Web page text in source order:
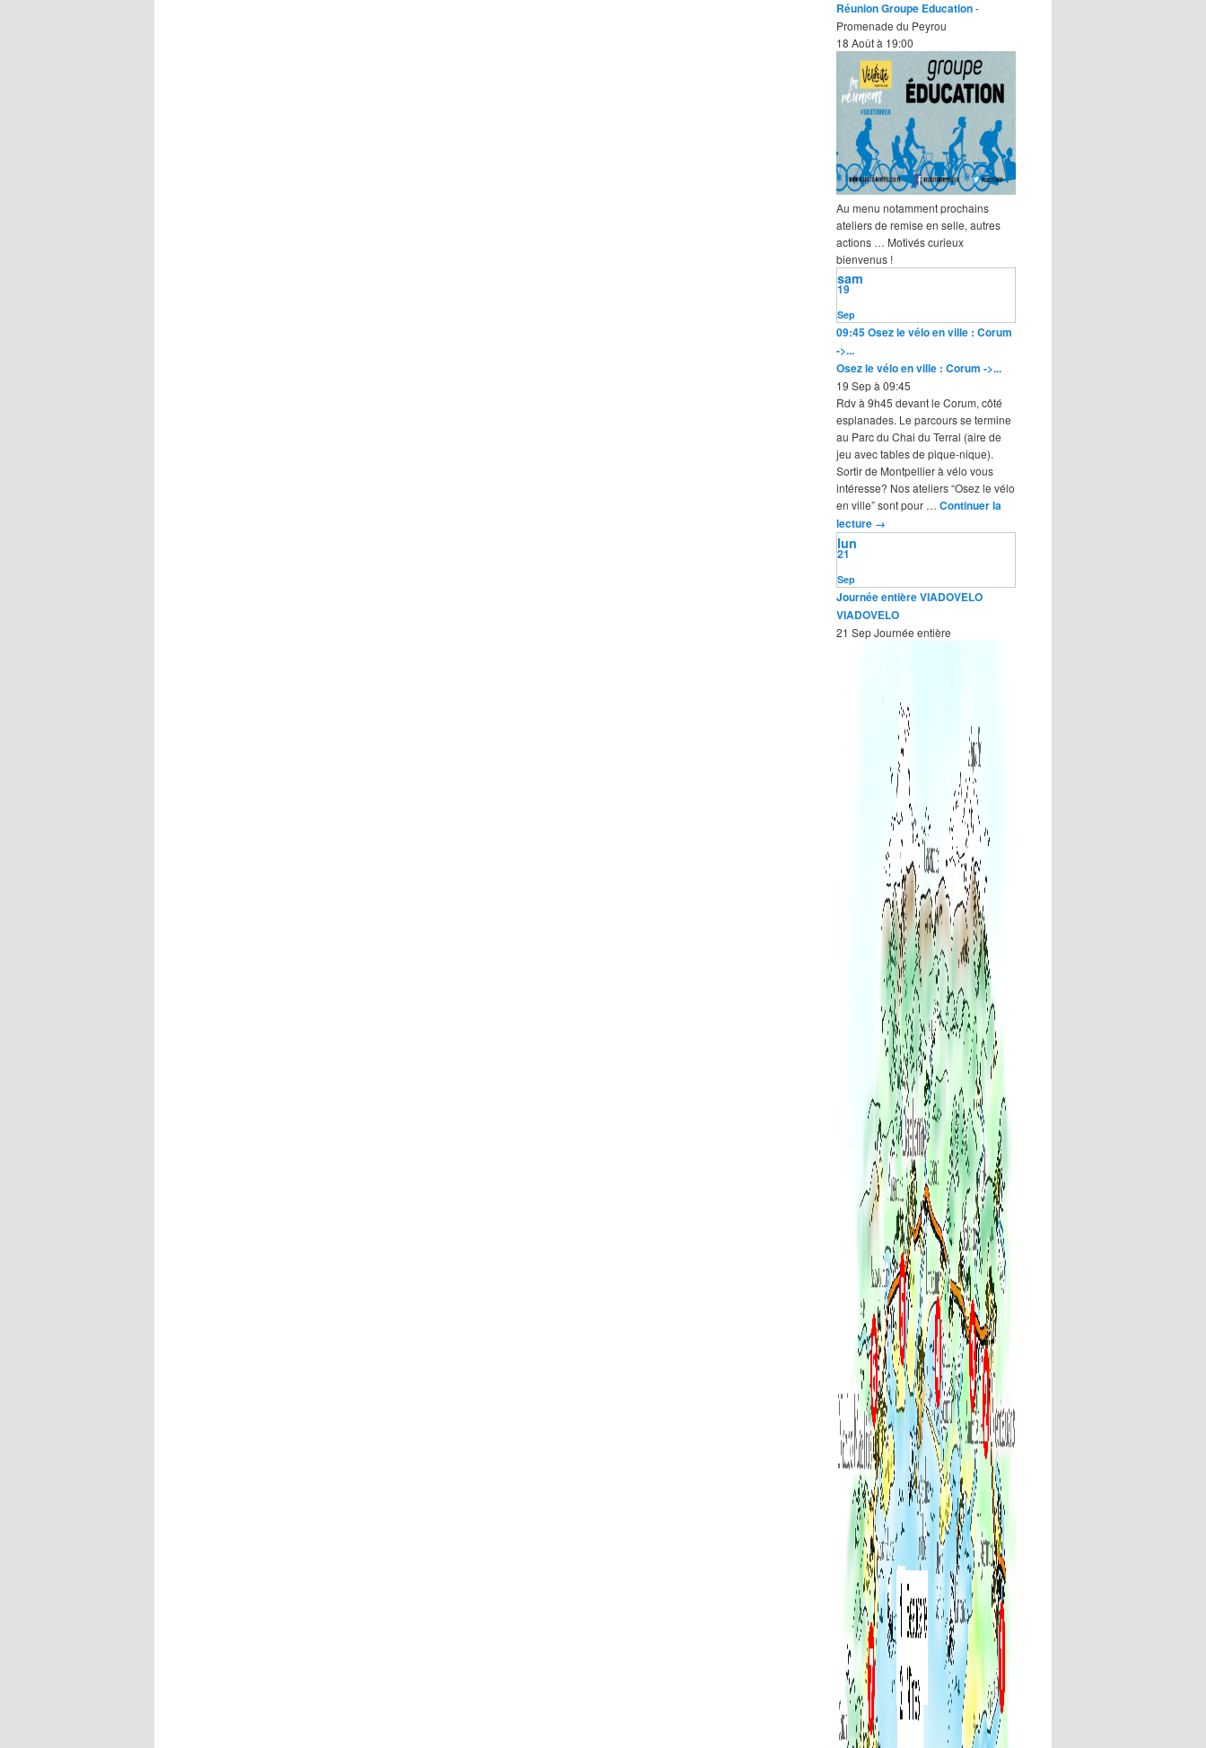
Réunion Groupe Education-
Promenade du Peyrou
18 Août à 19:00
Au menu notamment prochains
ateliers de remise en selle, autres
actions … Motivés curieux
bienvenus !
Sep
19
sam
09:45Osez le vélo en ville : Corum
->...
Osez le vélo en ville : Corum ->...
19 Sep à 09:45
Rdv à 9h45 devant le Corum, côté
esplanades. Le parcours se termine
au Parc du Chai du Terral (aire de
jeu avec tables de pique-nique).
Sortir de Montpellier à vélo vous
intéresse? Nos ateliers “Osez le vélo
en ville” sont pour … Continuer la
lecture →
Sep
21
lun
Journée entièreVIADOVELO
VIADOVELO
21 SepJournée entière